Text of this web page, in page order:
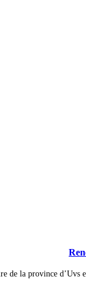
de la province d’Uvs